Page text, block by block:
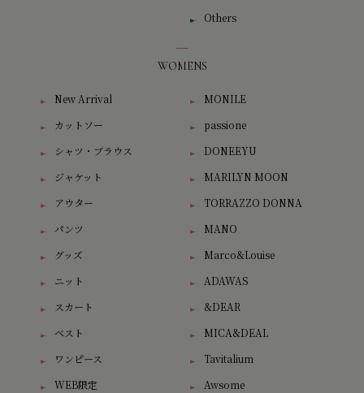
Others
WOMENS
New Arrival
カットソー
シャツ・ブラウス
ジャケット
アウター
パンツ
グッズ
ニット
スカート
ベスト
ワンピース
WEB限定
MONILE
passione
DONEEYU
MARILYN MOON
TORRAZZO DONNA
MANO
Marco&Louise
ADAWAS
&DEAR
MICA&DEAL
Tavitalium
Awsome